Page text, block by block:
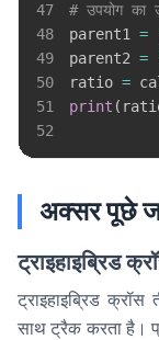
47
# उपयोग का
48
parent1 =
49
parent2 =
50
ratio =
51
print (
52
अक्सर पूछे
ट्राइहाइब्रिड
ट्राइहाइब्रिड
साथ ट्रैक करता है।